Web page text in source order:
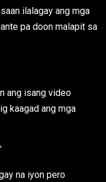
ilalagay ang mga
pa doon malapit sa
ang isang video
kaagad ang mga
na iyon pero